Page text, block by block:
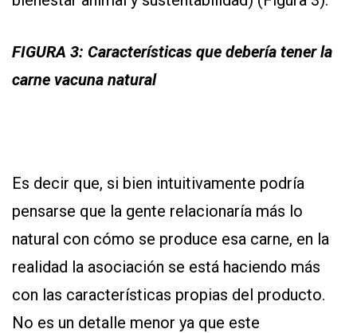
FIGURA 3: Características que debería tener la
carne vacuna natural
Es decir que, si bien intuitivamente podría
pensarse que la gente relacionaría más lo
natural con cómo se produce esa carne, en la
realidad la asociación se está haciendo más
con las características propias del producto.
No es un detalle menor ya que este